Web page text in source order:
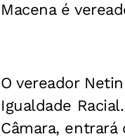
Macena é
O vereador
Igualdade
Câmara, entrará